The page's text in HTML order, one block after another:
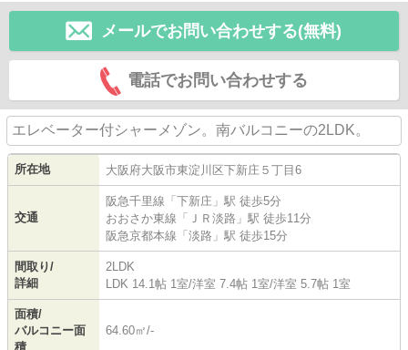
メールでお問い合わせする(無料)
電話でお問い合わせする
エレベーター付シャーメゾン。南バルコニーの2LDK。
所在地 大阪府大阪市東淀川区下新庄 ５丁目6
交通
阪急千里線 「 下新庄 」駅 徒歩5分
おおさか東線 「 ＪＲ淡路 」駅 徒歩11分
阪急京都本線 「 淡路 」駅 徒歩15分
間取り/
詳細
2LDK
LDK 14.1帖 1室/洋室 7.4帖 1室/洋室 5.7帖 1室
面積/
バルコニー面
積
64.60㎡/-